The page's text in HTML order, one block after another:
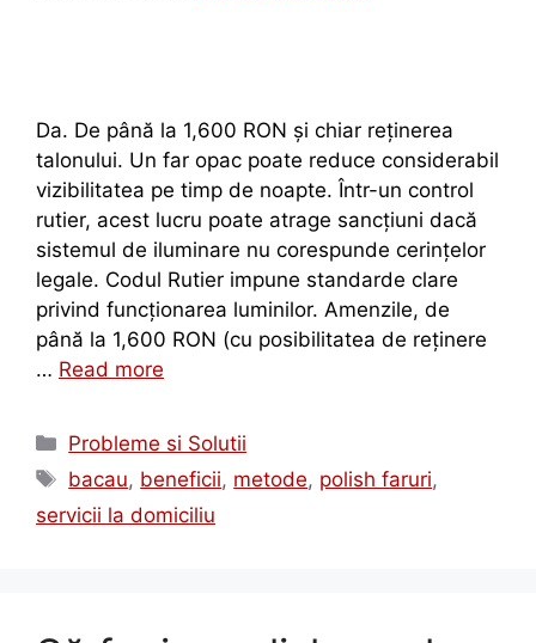
Da. De până la 1,600 RON și chiar reținerea
talonului. Un far opac poate reduce considerabil
vizibilitatea pe timp de noapte. Într-un control
rutier, acest lucru poate atrage sancțiuni dacă
sistemul de iluminare nu corespunde cerințelor
legale. Codul Rutier impune standarde clare
privind funcționarea luminilor. Amenzile, de
până la 1,600 RON (cu posibilitatea de reținere
… Read more
Probleme si Solutii
bacau, beneficii, metode, polish faruri,
servicii la domiciliu